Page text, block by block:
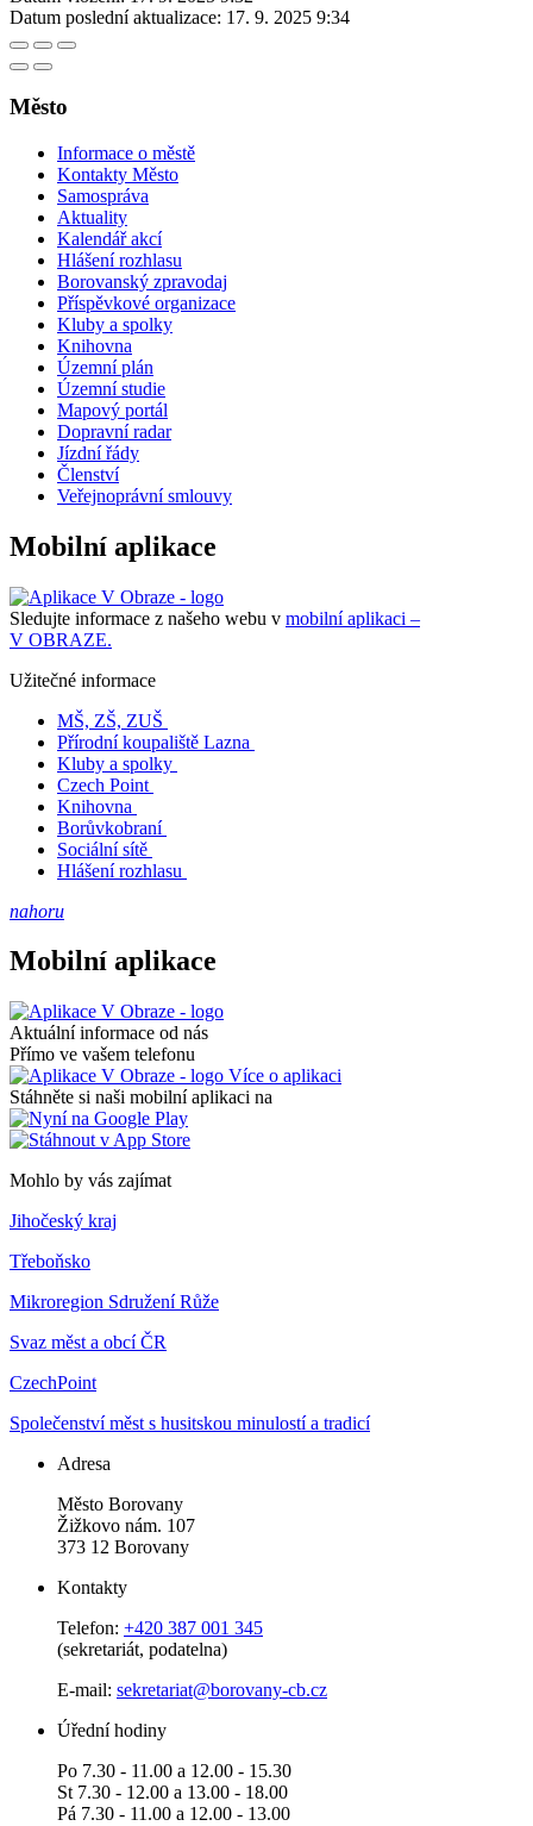
Datum poslední aktualizace: 17. 9. 2025 9:34
Město
Informace o městě
Kontakty Město
Samospráva
Aktuality
Kalendář akcí
Hlášení rozhlasu
Borovanský zpravodaj
Příspěvkové organizace
Kluby a spolky
Knihovna
Územní plán
Územní studie
Mapový portál
Dopravní radar
Jízdní řády
Členství
Veřejnoprávní smlouvy
Mobilní aplikace
Sledujte informace z našeho webu v mobilní aplikaci –
V OBRAZE.
Užitečné informace
MŠ, ZŠ, ZUŠ
Přírodní koupaliště Lazna
Kluby a spolky
Czech Point
Knihovna
Borůvkobraní
Sociální sítě
Hlášení rozhlasu
nahoru
Mobilní aplikace
Aktuální informace od nás
Přímo ve vašem telefonu
Více o aplikaci
Stáhněte si naši mobilní aplikaci na
Mohlo by vás zajímat
Jihočeský kraj
Třeboňsko
Mikroregion Sdružení Růže
Svaz měst a obcí ČR
CzechPoint
Společenství měst s husitskou minulostí a tradicí
Adresa
Město Borovany
Žižkovo nám. 107
373 12 Borovany
Kontakty
Telefon: +420 387 001 345
(sekretariát, podatelna)
E-mail: sekretariat@borovany-cb.cz
Úřední hodiny
Po 7.30 - 11.00 a 12.00 - 15.30
St 7.30 - 12.00 a 13.00 - 18.00
Pá 7.30 - 11.00 a 12.00 - 13.00